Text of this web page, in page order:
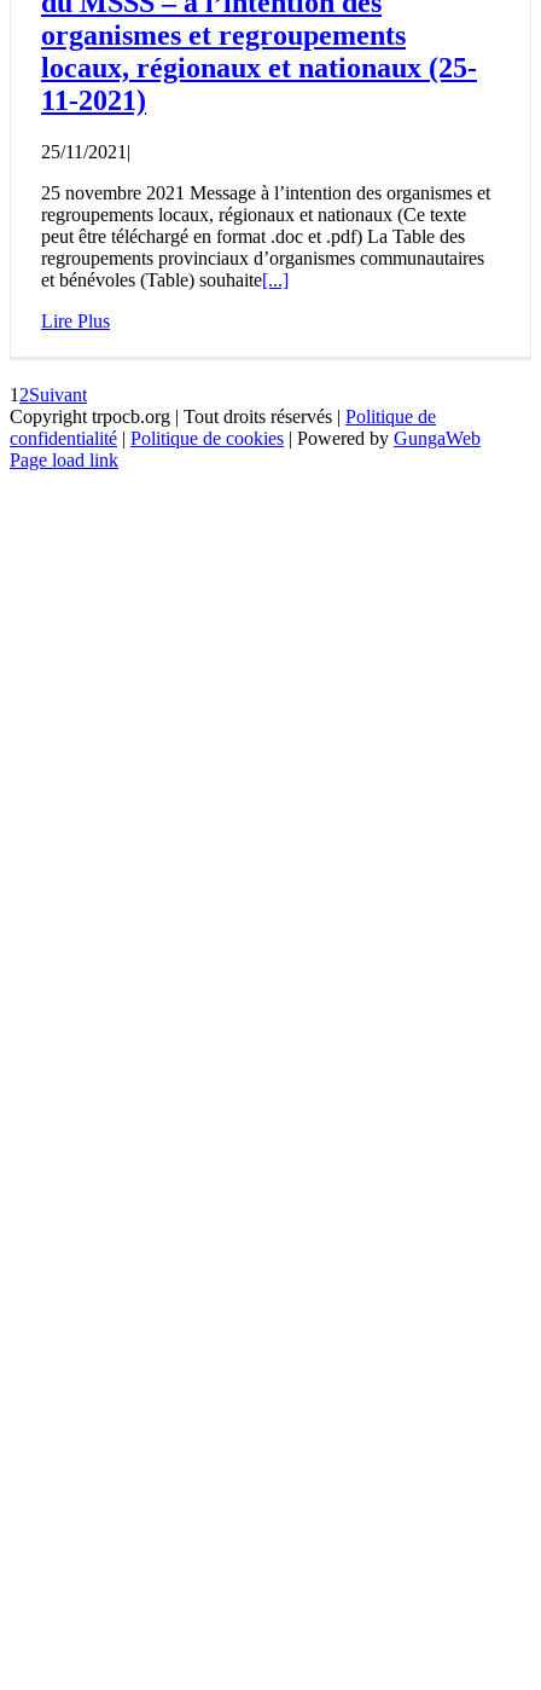
organismes et regroupements
locaux, régionaux et nationaux (25-
11-2021)
25/11/2021 |
25 novembre 2021 Message à l’intention des organismes et
regroupements locaux, régionaux et nationaux (Ce texte
peut être téléchargé en format .doc et .pdf) La Table des
regroupements provinciaux d’organismes communautaires
et bénévoles (Table) souhaite[...]
Lire Plus
1 2Suivant
Copyright trpocb.org | Tout droits réservés | Politique de
confidentialité | Politique de cookies | Powered by GungaWeb
Page load link